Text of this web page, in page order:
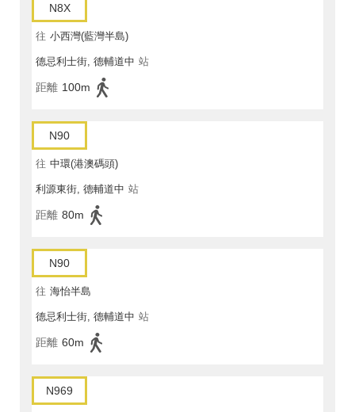
N8X
往 小西灣(藍灣半島)
德忌利士街, 德輔道中 站
距離 100m
N90
往 中環(港澳碼頭)
利源東街, 德輔道中 站
距離 80m
N90
往 海怡半島
德忌利士街, 德輔道中 站
距離 60m
N969